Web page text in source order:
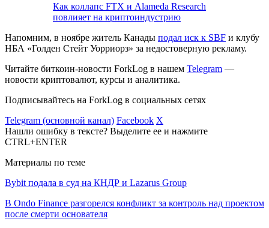
Как коллапс FTX и Alameda Research
повлияет на криптоиндустрию
Напомним, в ноябре житель Канады подал иск к SBF и клубу
НБА «Голден Стейт Уорриорз» за недостоверную рекламу.
Читайте биткоин-новости ForkLog в нашем Telegram —
новости криптовалют, курсы и аналитика.
Подписывайтесь на ForkLog в социальных сетях
Telegram (основной канал) Facebook X
Нашли ошибку в тексте? Выделите ее и нажмите
CTRL+ENTER
Материалы по теме
Bybit подала в суд на КНДР и Lazarus Group
В Ondo Finance разгорелся конфликт за контроль над проектом
после смерти основателя